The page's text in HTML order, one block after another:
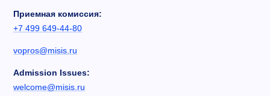
Приемная комиссия:
+7 499 649-44-80
vopros@misis.ru
Admission Issues:
welcome@misis.ru